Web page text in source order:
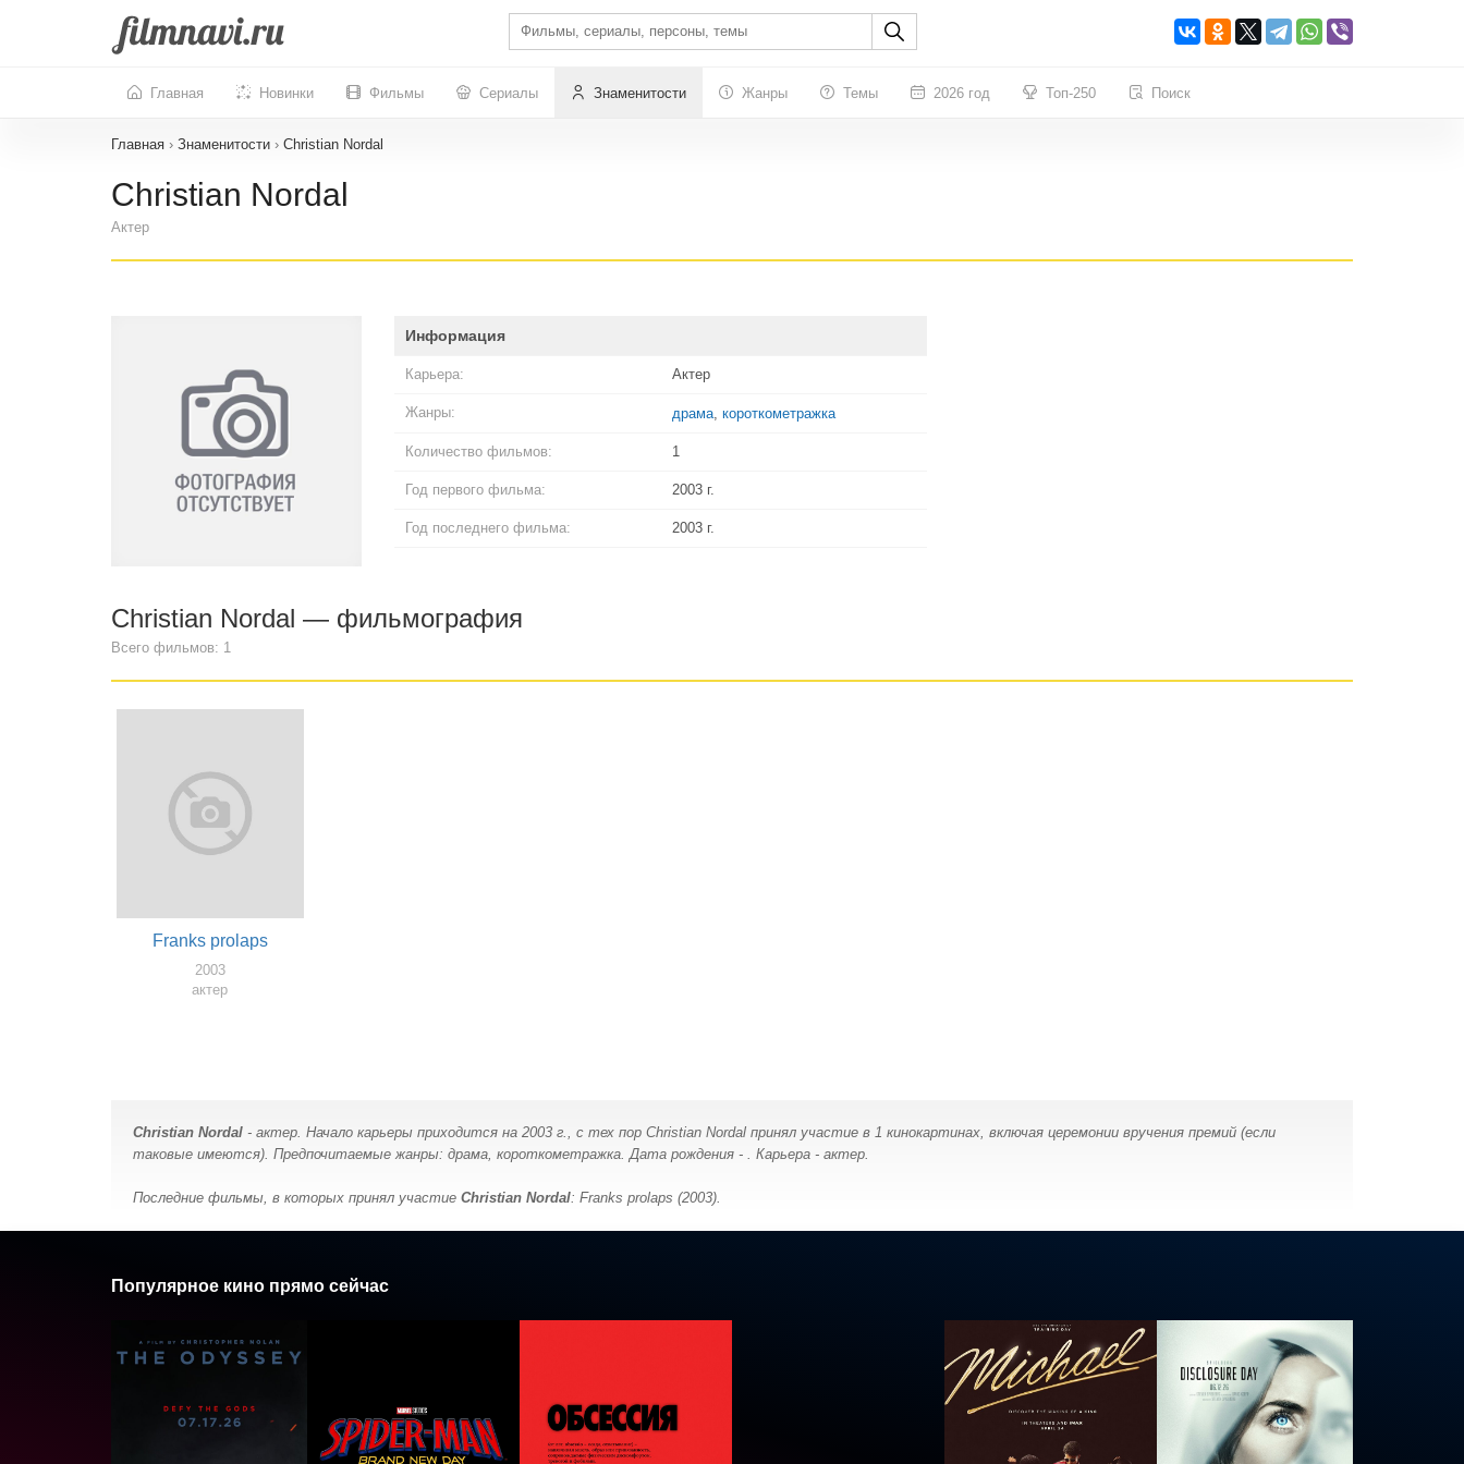
Главная Новинки Фильмы Сериалы Знаменитости Жанры Темы 2026 год Топ-250 Поиск
Главная › Знаменитости › Christian Nordal
Christian Nordal
Актер
Информация
Карьера: Актер
Жанры: драма, короткометражка
Количество фильмов: 1
Год первого фильма: 2003 г.
Год последнего фильма: 2003 г.
Christian Nordal — фильмография
Всего фильмов: 1
Franks prolaps
2003
актер
Christian Nordal - актер. Начало карьеры приходится на 2003 г., с тех пор Christian Nordal принял участие в 1 кинокартинах, включая церемонии вручения премий (если
таковые имеются). Предпочитаемые жанры: драма, короткометражка. Дата рождения - . Карьера - актер.
Последние фильмы, в которых принял участие Christian Nordal: Franks prolaps (2003).
Популярное кино прямо сейчас